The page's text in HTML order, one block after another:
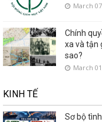
March
Chính
xa và tận
sao?
March
KINH TẾ
Sơ bộ